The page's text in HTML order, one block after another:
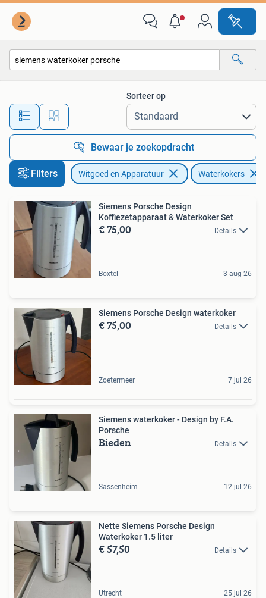
Alle afstanden…
Sorteer op
Bewaar je zoekopdracht
Filters Witgoed en Apparatuur Waterkokers
Siemens Porsche Design
Koffiezetapparaat & Waterkoker Set
€ 75,00 Details
Boxtel 3 aug 26
Siemens Porsche Design waterkoker
€ 75,00 Details
Zoetermeer 7 jul 26
Siemens waterkoker - Design by F.A.
Porsche
Bieden Details
Sassenheim 12 jul 26
Nette Siemens Porsche Design
Waterkoker 1.5 liter
€ 57,50 Details
Utrecht 25 jul 26